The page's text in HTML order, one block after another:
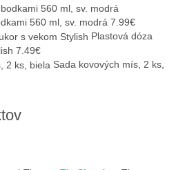
560 ml, sv. modrá 7.99€
Plastová dóza
7.49€
Sada kovových mís, 2 ks,